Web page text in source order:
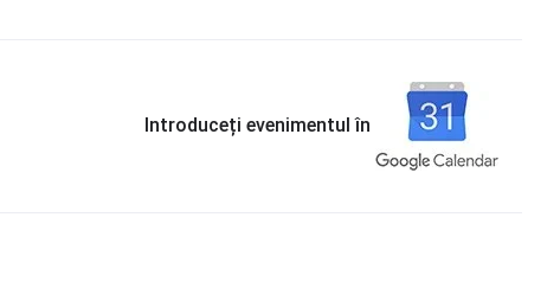
Introduceți evenimentul în